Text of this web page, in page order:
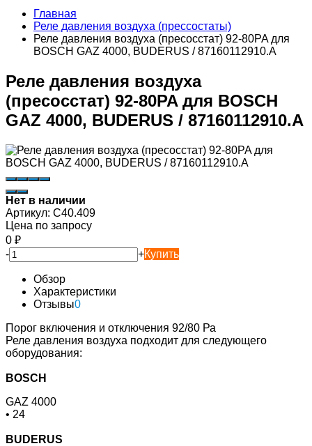
Главная
Реле давления воздуха (прессостаты)
Реле давления воздуха (пресосстат) 92-80PA для
BOSCH GAZ 4000, BUDERUS / 87160112910.А
Реле давления воздуха
(пресосстат) 92-80PA для BOSCH
GAZ 4000, BUDERUS / 87160112910.А
Нет в наличии
Артикул: C40.409
Цена по запросу
0 ₽
-
+Купить
Обзор
Характеристики
Отзывы0
Порог включения и отключения 92/80 Ра
Реле давления воздуха подходит для следующего
оборудования:
BOSCH
GAZ 4000
• 24
BUDERUS